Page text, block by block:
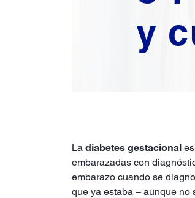
y
La diabetes gestacional
embarazadas con
embarazo cuando se
que ya estaba – aunque no